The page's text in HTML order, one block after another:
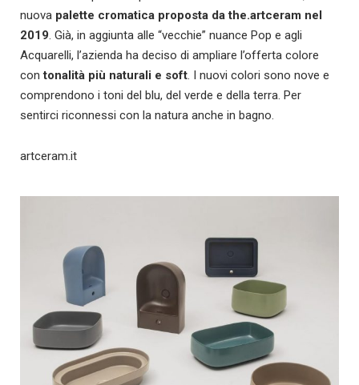
nuova palette cromatica proposta da the.artceram nel
2019. Già, in aggiunta alle “vecchie” nuance Pop e agli
Acquarelli, l’azienda ha deciso di ampliare l’offerta colore
contonalità più naturali e soft. I nuovi colori sono nove e
comprendono i toni del blu, del verde e della terra. Per
sentirci riconnessi con la natura anche in bagno.
artceram.it